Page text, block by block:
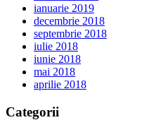
ianuarie 2019
decembrie 2018
septembrie 2018
iulie 2018
iunie 2018
mai 2018
aprilie 2018
Categorii